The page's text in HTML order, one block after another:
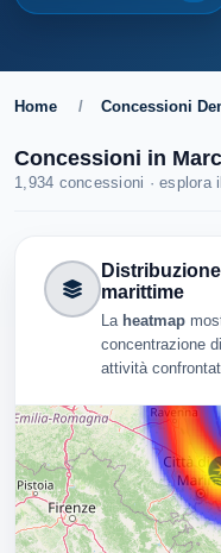
Home / Concessioni
Concessioni in
1,934 concessioni · esplora
marittime
La heatmap
concentrazione
attività